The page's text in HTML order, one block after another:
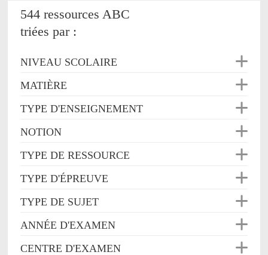
544 ressources ABC
triées par :
NIVEAU SCOLAIRE
MATIÈRE
TYPE D'ENSEIGNEMENT
NOTION
TYPE DE RESSOURCE
TYPE D'ÉPREUVE
TYPE DE SUJET
ANNÉE D'EXAMEN
CENTRE D'EXAMEN